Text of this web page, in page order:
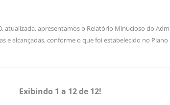
atualizada, apresentamos o Relatório Minucioso do
e alcançadas, conforme o que foi estabelecido no
Exibindo 1 a 12 de 12!